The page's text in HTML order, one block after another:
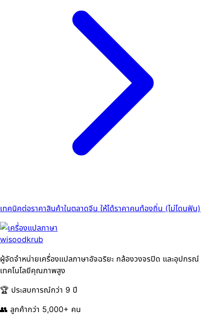
เทคนิคต่อราคาสินค้าในตลาดจีน ให้ได้ราคาคนท้องถิ่น (ไม่โดนฟัน)
ผู้จัดจำหน่ายเครื่องแปลภาษาอัจฉริยะ กล้องวงจรปิด และอุปกรณ์
เทคโนโลยีคุณภาพสูง
🏆 ประสบการณ์กว่า 9 ปี
👥 ลูกค้ากว่า 5,000+ คน